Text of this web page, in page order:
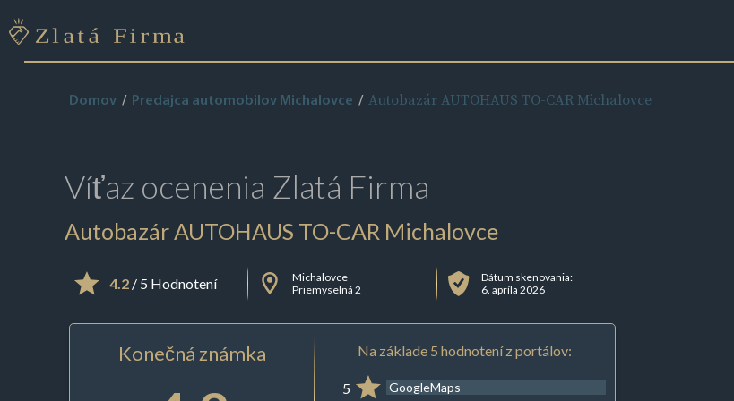
Domov Predajca automobilov Michalovce Autobazár AUTOHAUS TO-CAR Michalovce
Víťaz ocenenia Zlatá Firma
Autobazár AUTOHAUS TO-CAR Michalovce
4.2/ 5 Hodnotení
Michalovce
Priemyselná 2
Dátum skenovania:
6. apríla 2026
Konečná známka Na základe 5 hodnotení z portálov:
5 GoogleMaps